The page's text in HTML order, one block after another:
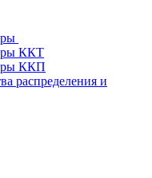
ККТ
ККП
распределения и